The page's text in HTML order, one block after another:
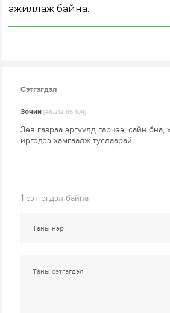
ажиллаж байна.
Сэтгэгдэл
Зочин[46.212.65.104]
Зөв газраа эргүүлд гарчээ, сайн
иргэдээ хамгаалж туслаарай
1 сэтгэгдэл байна